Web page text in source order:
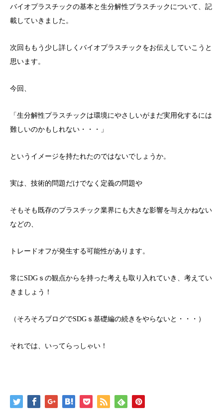
バイオプラスチックの基本と生分解性プラスチックについて、記
載していきました。
次回ももう少し詳しくバイオプラスチックをお伝えしていこうと
思います。
今回、
「生分解性プラスチックは環境にやさしいがまだ実用化するには
難しいのかもしれない・・・」
というイメージを持たれたのではないでしょうか。
実は、技術的問題だけでなく定義の問題や
そもそも既存のプラスチック業界にも大きな影響を与えかねない
などの、
トレードオフが発生する可能性があります。
常にSDGｓの観点からを持った考えも取り入れていき、考えてい
きましょう！
（そろそろブログでSDGｓ基礎編の続きをやらないと・・・）
それでは、いってらっしゃい！